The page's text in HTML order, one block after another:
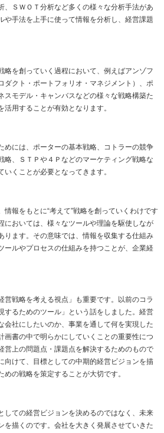
、ＳＷＯＴ分析など多くの様々な分析手法があ
や手法を上手に使って情報を分析し、経営課題
略を創っていく過程において、例えばアンゾフ
ダクト・ポートフォリオ・マネジメント）、ポ
スモデル・キャンバスなどの様々な戦略構築た
用することが有効となります。
めには、ポーターの基本戦略、コトラーの競争
略、ＳＴＰや４Ｐなどのマーケティング戦略な
くことが必要となってきます。
報をもとに“考えて”戦略を創っていくわけです
においては、様々なツールや理論を駆使しなが
ります。その意味では、情報を収集する仕組み
ールやプロセスの仕組みを持つことが、企業経
営戦略を考える視点」も重要です。以前のコラ
するためのツール」という話をしました。経営
会社にしたいのか、事業を通して何を実現した
画書の中で明らかにしていくことの重要性につ
営上の問題点・課題点を解決するためのもので
向けて、目標としての中期的経営ビジョンを描
めの戦略を策定することが大切です。
しての経営ビジョンを決めるのではなく、未来
を描くのです。会社を大きく発展させていきた